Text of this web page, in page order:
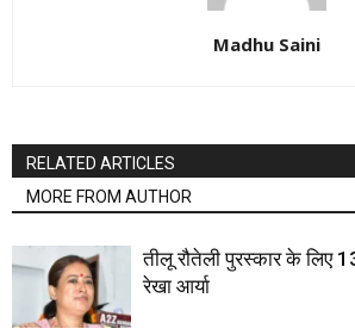
Madhu Saini
RELATED ARTICLES
MORE FROM AUTHOR
तीलू रौतेली पुरस्कार के लिए
रेखा आर्या